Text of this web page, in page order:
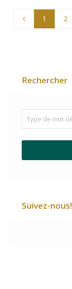
1 2
Rechercher
Suivez-nous!